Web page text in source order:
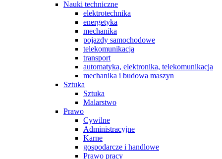
Nauki techniczne
elektrotechnika
energetyka
mechanika
pojazdy samochodowe
telekomunikacja
transport
automatyka, elektronika, telekomunikacja
mechanika i budowa maszyn
Sztuka
Sztuka
Malarstwo
Prawo
Cywilne
Administracyjne
Karne
gospodarcze i handlowe
Prawo pracy